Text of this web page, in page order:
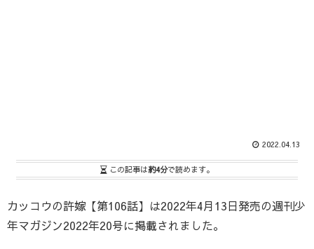
2022.04.13
この記事は約4分で読めます。
カッコウの許嫁【第106話】は2022年4月13日発売の週刊少
年マガジン2022年20号に掲載されました。